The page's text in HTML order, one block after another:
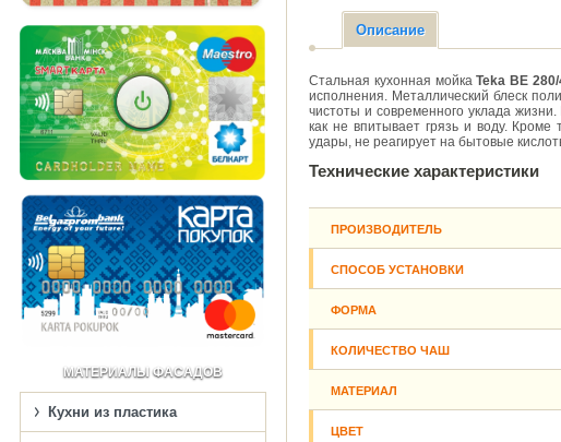
Описание
Стальная кухонная мойкаTeka BE
исполнения. Металлический блеск
чистоты и современного уклада
как не впитывает грязь и воду. Кроме
удары, не реагирует на бытовые
Технические характеристики
ПРОИЗВОДИТЕЛЬ
СПОСОБ УСТАНОВКИ
ФОРМА
КОЛИЧЕСТВО ЧАШ
МАТЕРИАЛ
ЦВЕТ
МАТЕРИАЛЫ ФАСАДОВ
Кухни из пластика